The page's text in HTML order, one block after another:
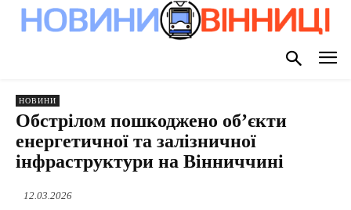
НОВИНИ
Обстрілом пошкоджено об’єкти
енергетичної та залізничної
інфраструктури на Вінниччині
12.03.2026